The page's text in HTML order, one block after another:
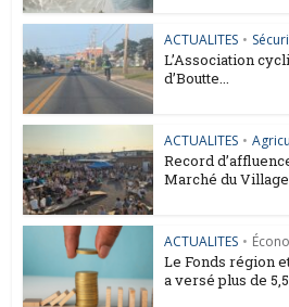
ACTUALITES •
L’Association
d’Boutte...
ACTUALITES •
Record
Marché du Village
ACTUALITES •
Le Fonds région
a versé plus de